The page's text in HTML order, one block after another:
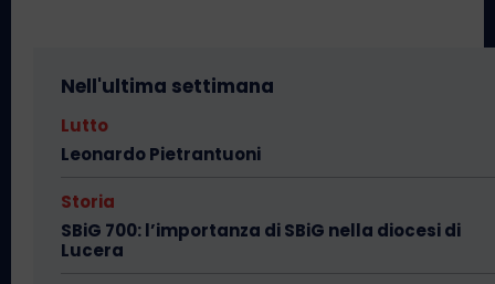
Nell'ultima settimana
Lutto
Leonardo Pietrantuoni
Storia
SBiG 700: l’importanza di SBiG nella diocesi di
Lucera